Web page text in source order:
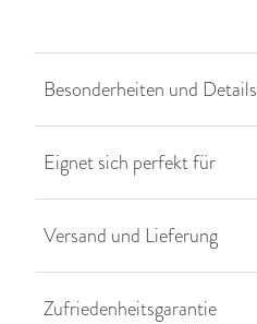
Besonderheiten und Details
Eignet sich perfekt für
Versand und Lieferung
Zufriedenheitsgarantie